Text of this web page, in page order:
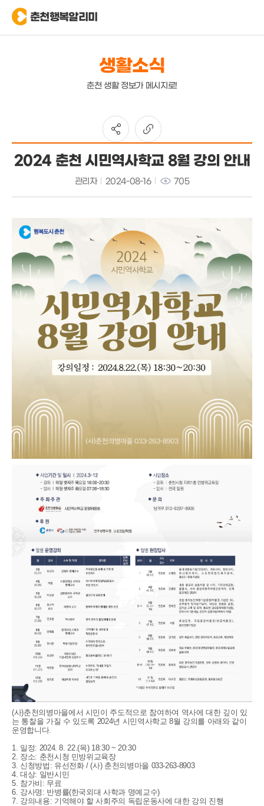
춘천행복알리미
생활소식
춘천 생활 정보가 메시지로!
2024 춘천 시민역사학교 8월 강의 안내
관리자 2024-08-16 705
(사)춘천의병마을에서 시민이 주도적으로 참여하여 역사에 대한 깊이 있
는 통찰을 가질 수 있도록 2024년 시민역사학교 8월 강의를 아래와 같이
운영합니다.
1. 일정: 2024. 8. 22.(목) 18:30 ~ 20:30
2. 장소: 춘천시청 민방위교육장
3. 신청방법: 유선전화 / (사) 춘천의병마을 033-263-8903
4. 대상: 일반시민
5. 참가비: 무료
6. 강사명: 반병률(한국외대 사학과 명예교수)
7. 강의내용: 기억해야 할 사회주의 독립운동사에 대한 강의 진행